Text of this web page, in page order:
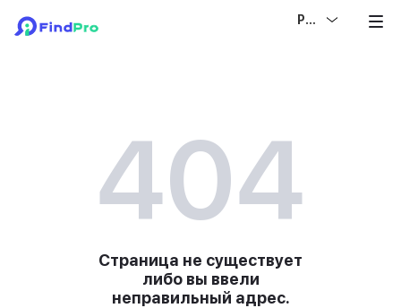
РУС
404
Страница не существует
либо вы ввели
неправильный адрес.